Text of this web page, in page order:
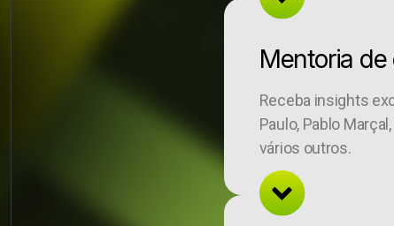
Mentoria
Receba insights
Paulo, Pablo
vários outros.